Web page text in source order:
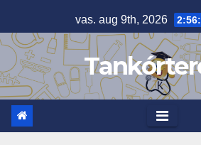
to
content
vas. aug 9th, 2026